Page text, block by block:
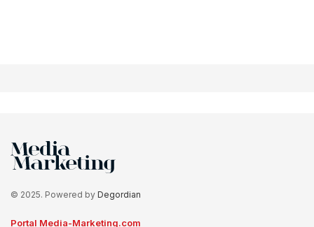
© 2025. Powered by Degordian
Portal Media-Marketing.com